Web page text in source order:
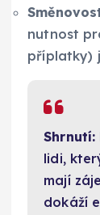
nutnost
příplatky)
Shrnutí:
lidi,
mají
dokáží